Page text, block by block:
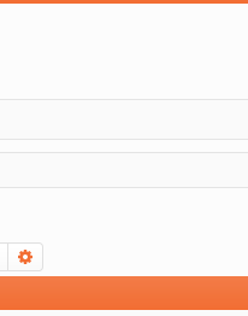
Поиск